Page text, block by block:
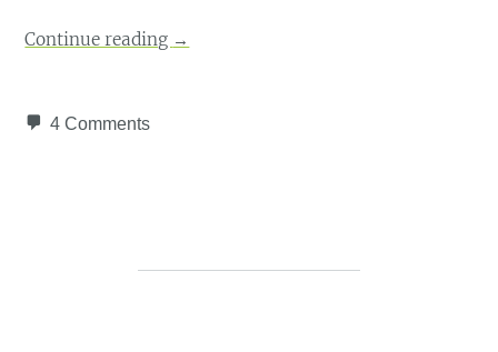
Continue reading →
4 Comments